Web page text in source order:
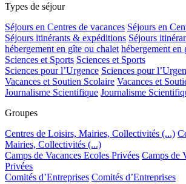
Types de séjour
Séjours en Centres de vacances Séjours en
Séjours itinérants & expéditions Séjours
hébergement en gîte ou chalet hébergement en
Sciences et Sports Sciences et Sports
Sciences pour l’Urgence Sciences pour
Vacances et Soutien Scolaire Vacances et
Journalisme Scientifique Journalisme
Groupes
Centres de Loisirs, Mairies, Collectivités (...)
Mairies, Collectivités (...)
Camps de Vacances Ecoles Privées Camps de
Privées
Comités d’Entreprises Comités d’Entreprises